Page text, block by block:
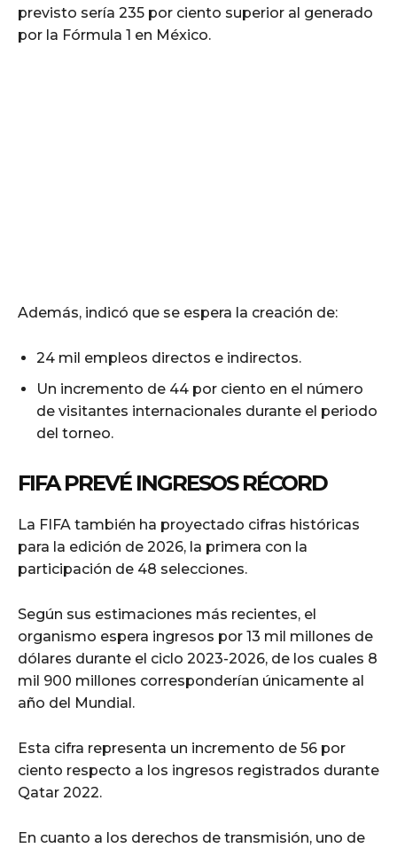
previsto sería 235 por ciento superior al generado
por la Fórmula 1 en México.
Además, indicó que se espera la creación de:
24 mil empleos directos e indirectos.
Un incremento de 44 por ciento en el número
de visitantes internacionales durante el periodo
del torneo.
FIFA PREVÉ INGRESOS RÉCORD
La FIFA también ha proyectado cifras históricas
para la edición de 2026, la primera con la
participación de 48 selecciones.
Según sus estimaciones más recientes, el
organismo espera ingresos por 13 mil millones de
dólares durante el ciclo 2023-2026, de los cuales 8
mil 900 millones corresponderían únicamente al
año del Mundial.
Esta cifra representa un incremento de 56 por
ciento respecto a los ingresos registrados durante
Qatar 2022.
En cuanto a los derechos de transmisión, uno de